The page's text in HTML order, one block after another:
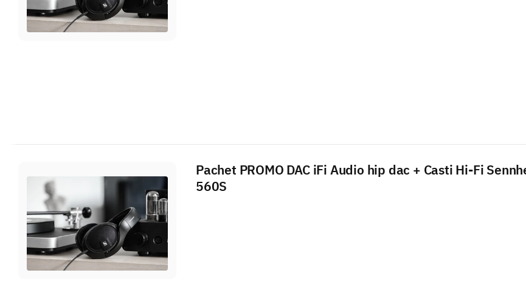
Pachet PROMO DAC iFi Audio hip dac + Casti Hi-Fi
560S